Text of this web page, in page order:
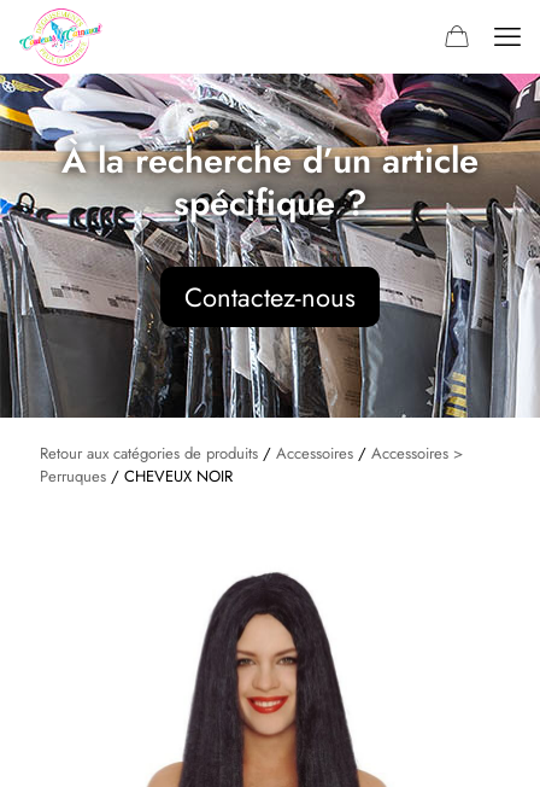
À la recherche d’un article
spécifique ?
Contactez-nous
Retour aux catégories de produits / Accessoires / Accessoires >
Perruques / CHEVEUX NOIR